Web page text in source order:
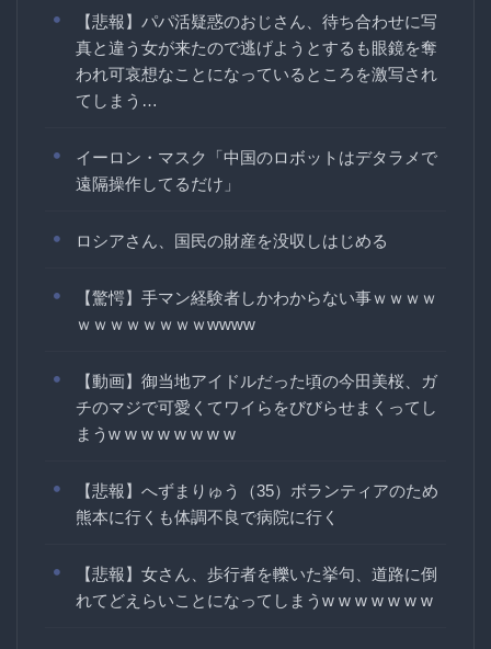
【悲報】パパ活疑惑のおじさん、待ち合わせに写
真と違う女が来たので逃げようとするも眼鏡を奪
われ可哀想なことになっているところを激写され
てしまう…
イーロン・マスク「中国のロボットはデタラメで
遠隔操作してるだけ」
ロシアさん、国民の財産を没収しはじめる
【驚愕】手マン経験者しかわからない事ｗｗｗｗ
ｗｗｗｗｗｗｗｗwwww
【動画】御当地アイドルだった頃の今田美桜、ガ
チのマジで可愛くてワイらをびびらせまくってし
まうw w w w w w w w
【悲報】へずまりゅう（35）ボランティアのため
熊本に行くも体調不良で病院に行く
【悲報】女さん、歩行者を轢いた挙句、道路に倒
れてどえらいことになってしまうw w w w w w w